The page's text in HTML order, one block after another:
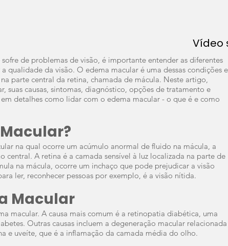
Vídeo
de problemas de visão, é importante entender as diferentes
qualidade da visão. O edema macular é uma dessas condições
parte central da retina, chamada de mácula. Neste artigo,
suas causas, sintomas, diagnóstico, opções de tratamento e
detalhes como lidar com o edema macular - o que é e como
Macular?
na qual ocorre um acúmulo anormal de fluido na mácula, a
central. A retina é a camada sensível à luz localizada na parte de
na mácula, ocorre um inchaço que pode prejudicar a visão
ler, reconhecer pessoas por exemplo, é a visão nítida.
Macular
macular. A causa mais comum é a retinopatia diabética, uma
Outras causas incluem a degeneração macular relacionada
e uveíte, que é a inflamação da camada média do olho.